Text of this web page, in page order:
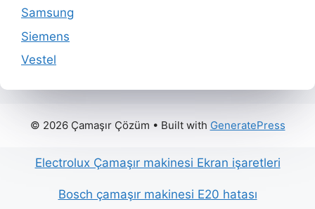
Samsung
Siemens
Vestel
© 2026 Çamaşır Çözüm • Built with GeneratePress
Electrolux Çamaşır makinesi Ekran işaretleri
Bosch çamaşır makinesi E20 hatası